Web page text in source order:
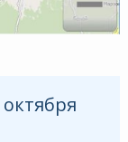
октября